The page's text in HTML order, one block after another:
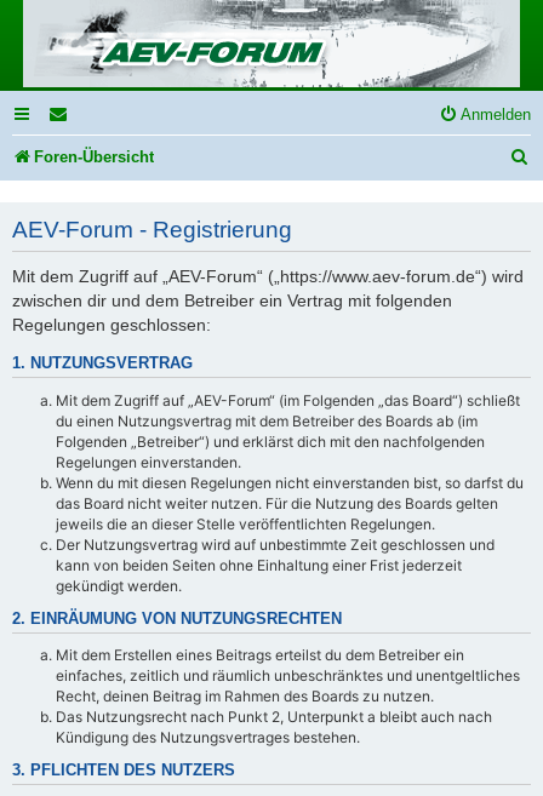
Anmelden
Foren-Übersicht
AEV-Forum - Registrierung
Mit dem Zugriff auf „AEV-Forum“ („https://www.aev-forum.de“) wird
zwischen dir und dem Betreiber ein Vertrag mit folgenden
Regelungen geschlossen:
1. NUTZUNGSVERTRAG
Mit dem Zugriff auf „AEV-Forum“ (im Folgenden „das Board“) schließt
du einen Nutzungsvertrag mit dem Betreiber des Boards ab (im
Folgenden „Betreiber“) und erklärst dich mit den nachfolgenden
Regelungen einverstanden.
Wenn du mit diesen Regelungen nicht einverstanden bist, so darfst du
das Board nicht weiter nutzen. Für die Nutzung des Boards gelten
jeweils die an dieser Stelle veröffentlichten Regelungen.
Der Nutzungsvertrag wird auf unbestimmte Zeit geschlossen und
kann von beiden Seiten ohne Einhaltung einer Frist jederzeit
gekündigt werden.
2. EINRÄUMUNG VON NUTZUNGSRECHTEN
Mit dem Erstellen eines Beitrags erteilst du dem Betreiber ein
einfaches, zeitlich und räumlich unbeschränktes und unentgeltliches
Recht, deinen Beitrag im Rahmen des Boards zu nutzen.
Das Nutzungsrecht nach Punkt 2, Unterpunkt a bleibt auch nach
Kündigung des Nutzungsvertrages bestehen.
3. PFLICHTEN DES NUTZERS